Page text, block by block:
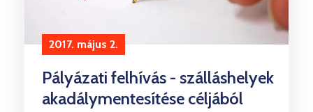
2017. május 2.
Pályázati felhívás - szálláshelyek
akadálymentesítése céljából